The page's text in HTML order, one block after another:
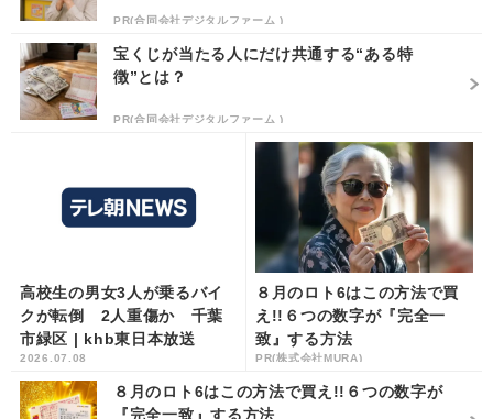
PR(合同会社デジタルファーム )
宝くじが当たる人にだけ共通する“ある特
徴”とは？
PR(合同会社デジタルファーム )
高校生の男女3人が乗るバイ
クが転倒 2人重傷か 千葉
市緑区 | khb東日本放送
2026.07.08
８月のロト6はこの方法で買
え!!６つの数字が『完全一
致』する方法
PR(株式会社MURA)
８月のロト6はこの方法で買え!!６つの数字が
『完全一致』する方法